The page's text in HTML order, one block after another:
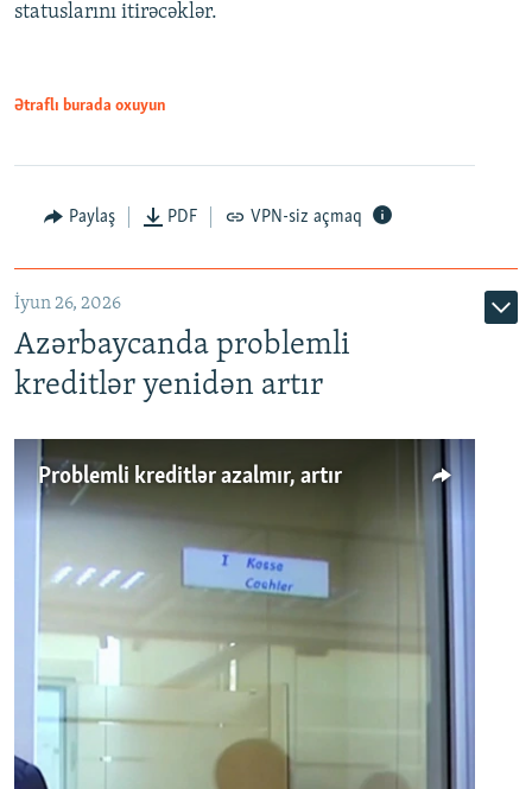
Auto 240p 360p 480p
720p 1080p
statuslarını itirəcəklər.
Ətraflı burada oxuyun
Paylaş PDF VPN-siz açmaq
İyun 26, 2026
Azərbaycanda problemli
kreditlər yenidən artır
Problemli kreditlər azalmır, artır